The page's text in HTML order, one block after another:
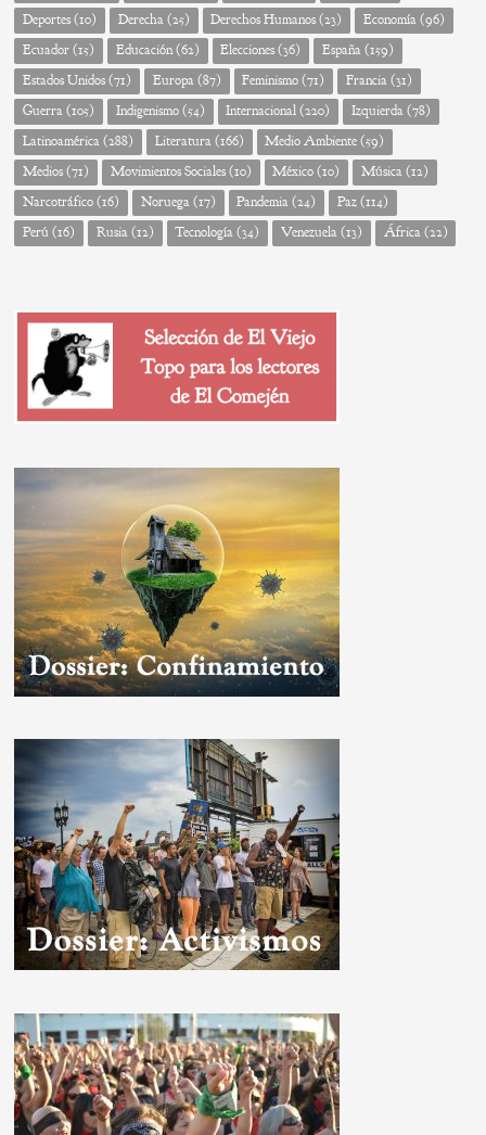
Deportes(10) Derecha(25) Derechos Humanos(23) Economía(96)
Ecuador(15) Educación(62) Elecciones(36) España(159)
Estados Unidos(71) Europa(87) Feminismo(71) Francia(31)
Guerra(105) Indigenismo(54) Internacional(220) Izquierda(78)
Latinoamérica(288) Literatura(166) Medio Ambiente(59)
Medios(71) Movimientos Sociales(10) México(10) Música(12)
Narcotráfico(16) Noruega(17) Pandemia(24) Paz(114)
Perú (16) Rusia(12) Tecnología(34) Venezuela(13) África(22)